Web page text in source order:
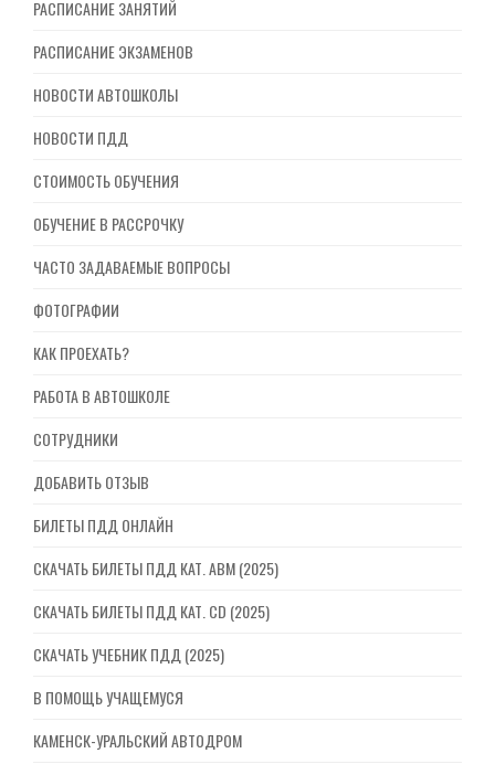
РАСПИСАНИЕ ЗАНЯТИЙ
РАСПИСАНИЕ ЭКЗАМЕНОВ
НОВОСТИ АВТОШКОЛЫ
НОВОСТИ ПДД
СТОИМОСТЬ ОБУЧЕНИЯ
ОБУЧЕНИЕ В РАССРОЧКУ
ЧАСТО ЗАДАВАЕМЫЕ ВОПРОСЫ
ФОТОГРАФИИ
КАК ПРОЕХАТЬ?
РАБОТА В АВТОШКОЛЕ
СОТРУДНИКИ
ДОБАВИТЬ ОТЗЫВ
БИЛЕТЫ ПДД ОНЛАЙН
СКАЧАТЬ БИЛЕТЫ ПДД КАТ. ABM (2025)
СКАЧАТЬ БИЛЕТЫ ПДД КАТ. CD (2025)
СКАЧАТЬ УЧЕБНИК ПДД (2025)
В ПОМОЩЬ УЧАЩЕМУСЯ
КАМЕНСК-УРАЛЬСКИЙ АВТОДРОМ